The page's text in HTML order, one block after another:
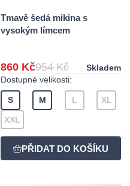
Tmavě šedá mikina s
vysokým límcem
860 Kč954 Kč
Skladem
Dostupné velikosti:
S M L XL
XXL